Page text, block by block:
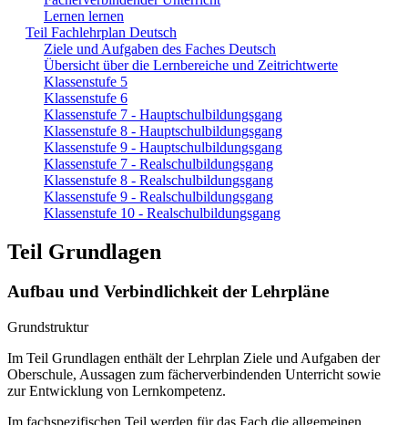
Lernen lernen
Teil Fachlehrplan Deutsch
Ziele und Aufgaben des Faches Deutsch
Übersicht über die Lernbereiche und Zeitrichtwerte
Klassenstufe 5
Klassenstufe 6
Klassenstufe 7 - Hauptschulbildungsgang
Klassenstufe 8 - Hauptschulbildungsgang
Klassenstufe 9 - Hauptschulbildungsgang
Klassenstufe 7 - Realschulbildungsgang
Klassenstufe 8 - Realschulbildungsgang
Klassenstufe 9 - Realschulbildungsgang
Klassenstufe 10 - Realschulbildungsgang
Teil Grundlagen
Aufbau und Verbindlichkeit der Lehrpläne
Grundstruktur
Im Teil Grundlagen enthält der Lehrplan Ziele und Aufgaben der
Oberschule, Aussagen zum fächerverbindenden Unterricht sowie
zur Entwicklung von Lernkompetenz.